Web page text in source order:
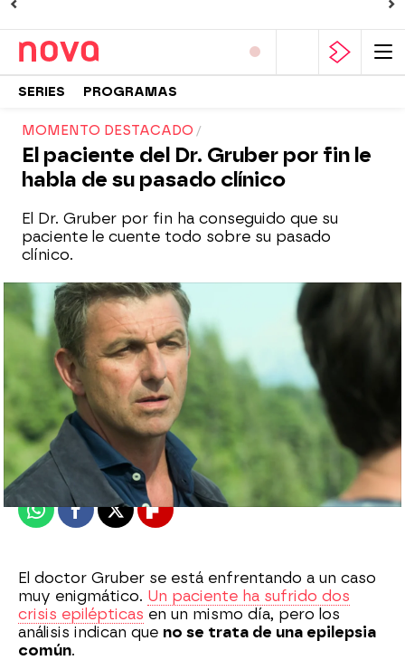
SERIES PROGRAMAS
MOMENTO DESTACADO
El paciente del Dr. Gruber por fin le
habla de su pasado clínico
El Dr. Gruber por fin ha conseguido que su
paciente le cuente todo sobre su pasado
clínico.
Nova
Madrid
Publicado:25 de abril de 2021, 23:00
WhatsappFacebook
X Flipboard
El doctor Gruber se está enfrentando a un caso
muy enigmático. Un paciente ha sufrido dos
crisis epilépticas en un mismo día, pero los
análisis indican que no se trata de una epilepsia
común.